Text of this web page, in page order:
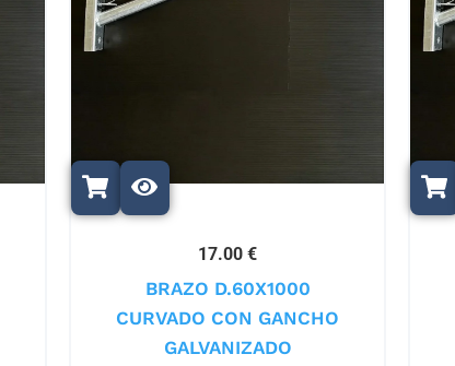
17.00 €
BRAZO D.60X1000
CURVADO CON GANCHO
GALVANIZADO